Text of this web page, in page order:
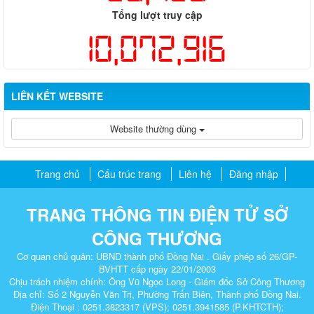
Tổng lượt truy cập
10,072,916
LIÊN KẾT WEBSITE
Website thường dùng
Trang chủ Cấu trúc trang Liên hệ Đăng nhập
TRANG THÔNG TIN ĐIỆN TỬ SỞ
CÔNG THƯƠNG
Cơ quan chủ quản: UBND thành phố Đồng Nai . Giấy phép số 26/GP-
BVHTT cấp ngày 22/01/2003
Chịu trách nhiệm chính: Ông Vũ Ngọc Long - Giám đốc Sở Công Thương
Địa chỉ: Số 2 Nguyễn Văn Trị, Phường Trấn Biên, Thành phố Đồng Nai.
Điện Thoại : 0251.3823317 (VPS); 0251.3941585 (P.KHTCTH);